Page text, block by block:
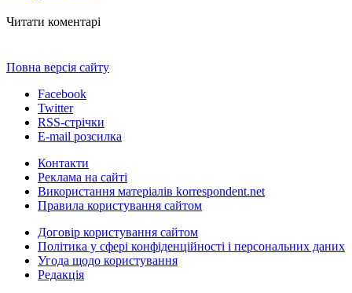
Читати коментарі
Повна версія сайту
Facebook
Twitter
RSS-стрічки
E-mail розсилка
Контакти
Реклама на сайті
Використання матеріалів korrespondent.net
Правила користування сайтом
Договір користування сайтом
Політика у сфері конфіденційності і персональних даних
Угода щодо користування
Редакція